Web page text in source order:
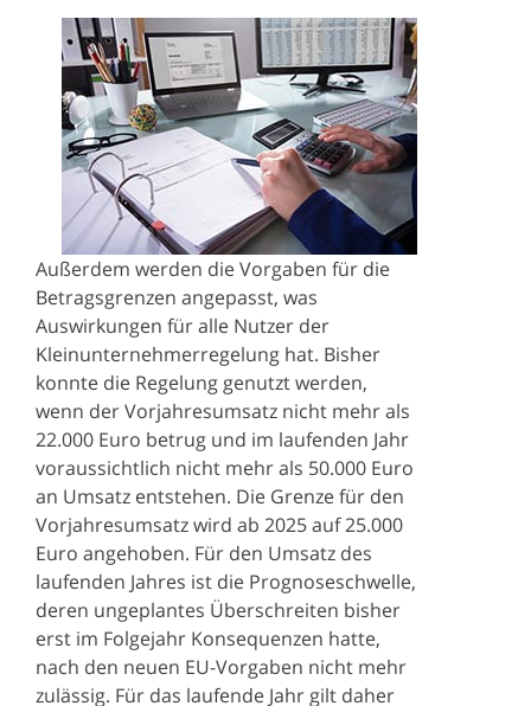
Außerdem werden die Vorgaben für die
Betragsgrenzen angepasst, was
Auswirkungen für alle Nutzer der
Kleinunternehmerregelung hat. Bisher
konnte die Regelung genutzt werden,
wenn der Vorjahresumsatz nicht mehr als
22.000 Euro betrug und im laufenden Jahr
voraussichtlich nicht mehr als 50.000 Euro
an Umsatz entstehen. Die Grenze für den
Vorjahresumsatz wird ab 2025 auf 25.000
Euro angehoben. Für den Umsatz des
laufenden Jahres ist die Prognoseschwelle,
deren ungeplantes Überschreiten bisher
erst im Folgejahr Konsequenzen hatte,
nach den neuen EU-Vorgaben nicht mehr
zulässig. Für das laufende Jahr gilt daher